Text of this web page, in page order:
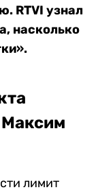
RTVI узнал
насколько
лимит